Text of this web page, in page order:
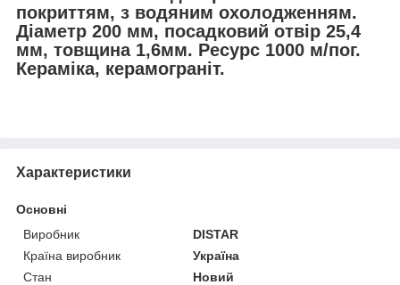
покриттям, з водяним охолодженням.
Діаметр 200 мм, посадковий отвір 25,4
мм, товщина 1,6мм. Ресурс 1000 м/пог.
Кераміка, керамограніт.
Характеристики
Основні
Виробник
DISTAR
Країна виробник
Україна
Стан
Новий